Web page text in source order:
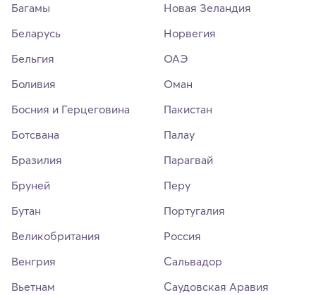
Багамы
Беларусь
Бельгия
Боливия
Босния и Герцеговина
Ботсвана
Бразилия
Бруней
Бутан
Великобритания
Венгрия
Вьетнам
Новая Зеландия
Норвегия
ОАЭ
Оман
Пакистан
Палау
Парагвай
Перу
Португалия
Россия
Сальвадор
Саудовская Аравия